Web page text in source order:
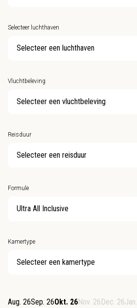
Selecteer luchthaven
Selecteer een luchthaven
Vluchtbeleving
Selecteer een vluchtbeleving
Reisduur
Selecteer een reisduur
Formule
Kamertype
Selecteer een kamertype
Aug. 26Sep. 26Okt. 26Nov. 26 Dec. 26